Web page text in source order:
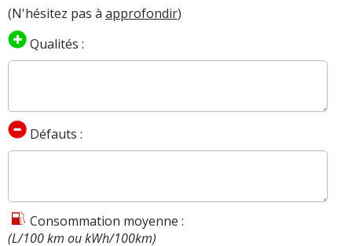
(N'hésitez pas à approfondir)
Qualités :
Défauts :
Consommation moyenne :
(L/100 km ou kWh/100km)